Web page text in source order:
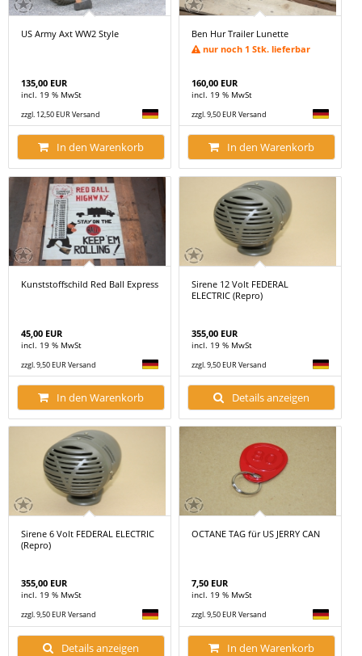
US Army Axt WW2 Style
135,00 EUR
incl. 19 % MwSt
zzgl. 12,50 EUR Versand
In den Warenkorb
Ben Hur Trailer Lunette
nur noch 1 Stk. lieferbar
160,00 EUR
incl. 19 % MwSt
zzgl. 9,50 EUR Versand
In den Warenkorb
Kunststoffschild Red Ball Express
45,00 EUR
incl. 19 % MwSt
zzgl. 9,50 EUR Versand
In den Warenkorb
Sirene 12 Volt FEDERAL
ELECTRIC (Repro)
355,00 EUR
incl. 19 % MwSt
zzgl. 9,50 EUR Versand
Details anzeigen
Sirene 6 Volt FEDERAL ELECTRIC
(Repro)
355,00 EUR
incl. 19 % MwSt
zzgl. 9,50 EUR Versand
Details anzeigen
OCTANE TAG für US JERRY CAN
7,50 EUR
incl. 19 % MwSt
zzgl. 9,50 EUR Versand
In den Warenkorb